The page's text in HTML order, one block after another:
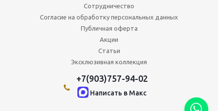
Сотрудничество
Согласие на обработку персональных данных
Публичная оферта
Акции
Статьи
Эксклюзивная коллекция
+7(903)757-94-02
Написать в Maкс